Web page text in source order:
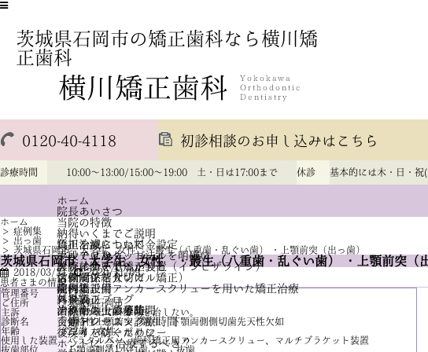
茨城県石岡市の矯正歯科なら横川矯
正歯科
0120-40-4118 初診相談のお申し込みはこちら
診療時間 10:00～13:00/15:00～19:00 土・日は17:00まで 休診 基本的には木・日・祝
ホーム
院長あいさつ
当院の特徴
納得いくまでご説明
負担を減らした料金設定
手段ではなく、ゴールを明確に
診査診断をしっかりと
信頼関係を大切に
矯正治療について
マルチブラケット法
アライナー型矯正装置（インビザライン）
舌側矯正（リンガル矯正）
歯科矯正用アンカースクリューを用いた矯正治療
外科矯正
治療中の虫歯予防
舌癖トレーニング
後戻りを防ぐために
ホントに 今治療するべき？
医院について
スタッフ紹介
院内と設備
スタッフブログ
歯科衛生士の募集
交通アクセス・診療時間
プライバシーポリシー
症例集
料金表
アクセス・診療時間
ホーム
> 症例集
> 出っ歯
> 茨城県石岡市 大学生、女性 ・叢生（八重歯・乱ぐい歯） ・上顎前突（出っ歯）
茨城県石岡市 大学生、女性 ・叢生（八重歯・乱ぐい歯） ・上顎前突（出
2018/03/21
2020/11/09
患者さまの情報
管理番号
113
ご住所
茨城県石岡市
主訴
前歯が出ているのを治したい。
診断名
骨格性上顎前突 叢生 下顎両側側切歯先天性欠如
年齢
22歳 女性
使用した装置
パラタルバー、歯科矯正用アンカースクリュー、マルチブラケット装置
抜歯部位
上顎両側第1小臼歯 抜歯